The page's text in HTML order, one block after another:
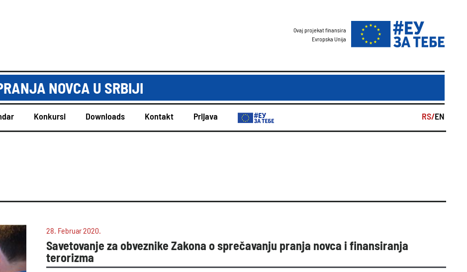
Ovaj projekat finansira
Evropska Unija
NOVCA U SRBIJI
Konkursi Downloads Kontakt Prijava RS/EN
28. Februar 2020.
Savetovanje za obveznike Zakona o sprečavanju pranja novca i finansiranja
terorizma